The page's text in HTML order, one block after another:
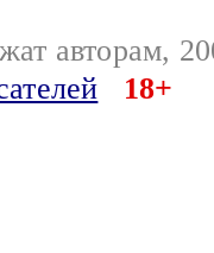
авторам,
18+